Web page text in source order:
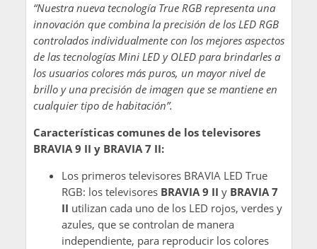
“Nuestra nueva tecnología True RGB representa una
innovación que combina la precisión de los LED RGB
controlados individualmente con los mejores aspectos
de las tecnologías Mini LED y OLED para brindarles a
los usuarios colores más puros, un mayor nivel de
brillo y una precisión de imagen que se mantiene en
cualquier tipo de habitación”.
Características comunes de los televisores
BRAVIA 9 II y BRAVIA 7 II:
Los primeros televisores BRAVIA LED True
RGB: los televisores BRAVIA 9 II y BRAVIA 7
II utilizan cada uno de los LED rojos, verdes y
azules, que se controlan de manera
independiente, para reproducir los colores